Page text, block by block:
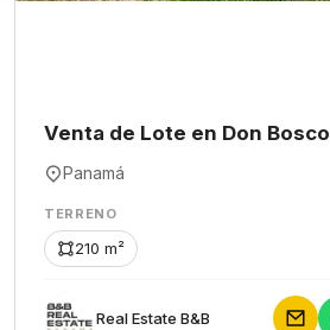
Venta de Lote en Don Bosco
Panamá
TERRENO
210 m²
Rеаl Еstаtе В&В